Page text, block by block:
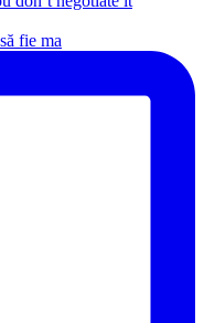
fie ma